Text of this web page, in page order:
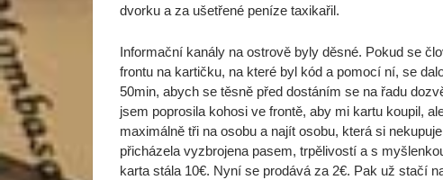
dvorku a za ušetřené peníze taxikařil.
Informační kanály na ostrově byly děsné. Pokud se
frontu na kartičku, na které byl kód a pomocí ní, se
50min, abych se těsně před dostáním se na řadu
jsem poprosila kohosi ve frontě, aby mi kartu koupil,
maximálně tři na osobu a najít osobu, která si
přicházela vyzbrojena pasem, trpělivostí a s
karta stála 10€. Nyní se prodává za 2€. Pak už stačí